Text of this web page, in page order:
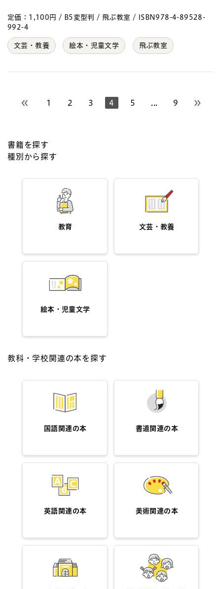
定価：1,100円 / B5変型判 / 飛ぶ教室 / ISBN978-4-89528-
992-4
文芸・教養 絵本・児童文学 飛ぶ教室
前のページへ
1 2 3 4 5 9 次のペ
書籍を探す
種別から探す
教育 文芸・教養
絵本・児童文学
教科・学校関連の本を探す
国語関連の本 書道関連の本
英語関連の本 美術関連の本